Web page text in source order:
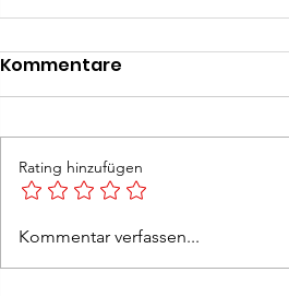
Feuerlöscherüberprüfung
2026
Kommentare
Rating hinzufügen
Kommentar verfassen...